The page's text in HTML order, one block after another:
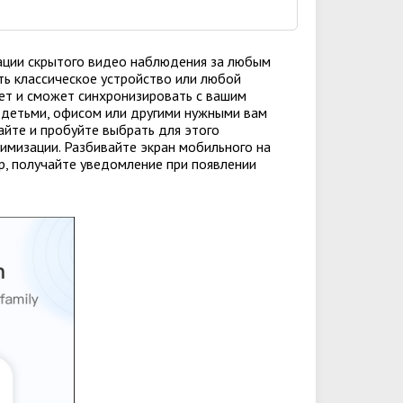
скрытого видео наблюдения за любым
устройство или любой
и сможет синхронизировать с вашим
офисом или другими нужными вам
и пробуйте выбрать для этого
Разбивайте экран мобильного на
получайте уведомление при появлении